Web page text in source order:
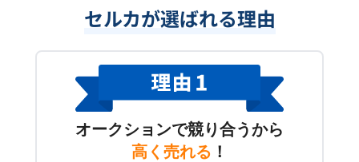
セルカが選ばれる理由
オークションで競り合うから
高く売れる ！